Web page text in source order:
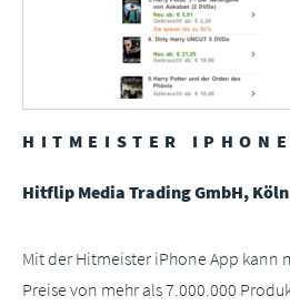
HITMEISTER
Hitflip Media Trading GmbH, Köln
Mit der Hitmeister iPhone App kann
Preise von mehr als 7.000.000